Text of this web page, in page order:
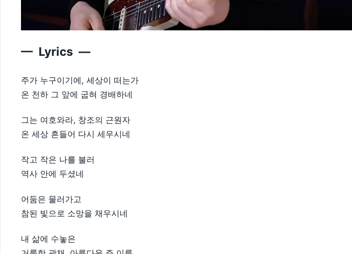
— Lyrics —
주가 누구이기에, 세상이 떠는가
온 천하 그 앞에 굽혀 경배하네
그는 여호와라, 창조의 근원자
온 세상 흔들어 다시 세우시네
작고 작은 나를 불러
역사 안에 두셨네
어둠은 물러가고
참된 빛으로 소망을 채우시네
내 삶에 수놓은